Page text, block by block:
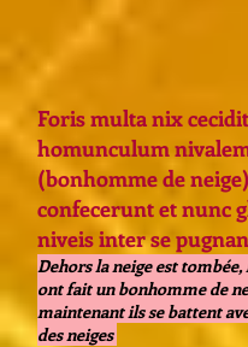
Foris multa nix
homunculum
(bonhomme de neige)
confecerunt et nunc
niveis inter se
Dehors la neige est tombée,
ont fait un bonhomme de
maintenant ils se battent
des neiges